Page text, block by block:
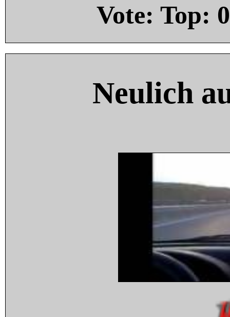
Vote: Top: 0
Neulich